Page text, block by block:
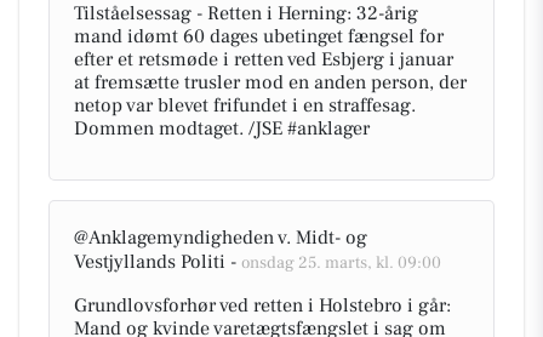
Tilståelsessag - Retten i Herning: 32-årig
mand idømt 60 dages ubetinget fængsel for
efter et retsmøde i retten ved Esbjerg i januar
at fremsætte trusler mod en anden person, der
netop var blevet frifundet i en straffesag.
Dommen modtaget. /JSE #anklager
@Anklagemyndigheden v. Midt- og
Vestjyllands Politi - onsdag 25. marts, kl. 09:00
Grundlovsforhør ved retten i Holstebro i går:
Mand og kvinde varetægtsfængslet i sag om